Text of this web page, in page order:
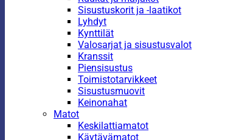
Sisustuskorit ja -laatikot
Lyhdyt
Kynttilät
Valosarjat ja sisustusvalot
Kranssit
Piensisustus
Toimistotarvikkeet
Sisustusmuovit
Keinonahat
Matot
Keskilattiamatot
Käytävämatot